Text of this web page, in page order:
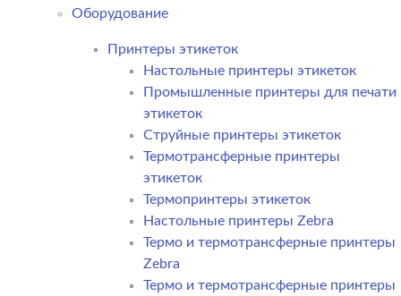
Оборудование
Принтеры этикеток
Настольные принтеры этикеток
Промышленные принтеры для печати
этикеток
Струйные принтеры этикеток
Термотрансферные принтеры
этикеток
Термопринтеры этикеток
Настольные принтеры Zebra
Термо и термотрансферные принтеры
Zebra
Термо и термотрансферные принтеры